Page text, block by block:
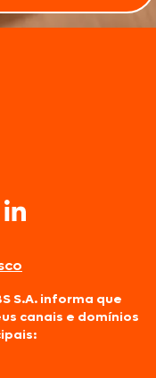
S.A. informa que
canais e domínios